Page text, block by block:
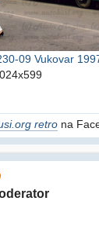
09 Vukovar
retro na